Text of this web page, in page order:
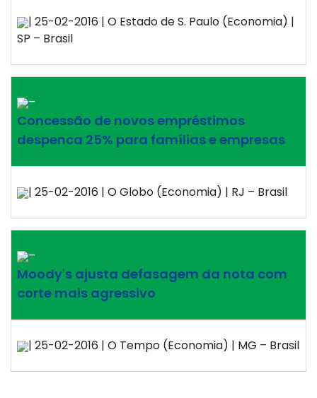
| 25-02-2016 | O Estado de S. Paulo (Economia) |
SP – Brasil
–
Concessão de novos empréstimos
despenca 25% para famílias e empresas
| 25-02-2016 | O Globo (Economia) | RJ – Brasil
–
Moody's ajusta defasagem da nota com
corte mais agressivo
| 25-02-2016 | O Tempo (Economia) | MG – Brasil